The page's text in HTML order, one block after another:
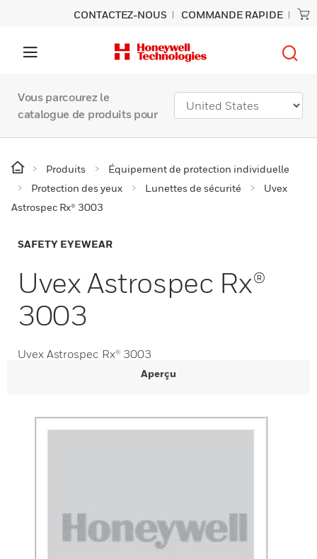
CONTACTEZ-NOUS COMMANDE RAPIDE
Vous parcourez le
catalogue de produits pour
Produits
Équipement de protection individuelle
Protection des yeux
Lunettes de sécurité
Uvex
Astrospec Rx® 3003
SAFETY EYEWEAR
Uvex Astrospec Rx®
3003
Uvex Astrospec Rx® 3003
Aperçu